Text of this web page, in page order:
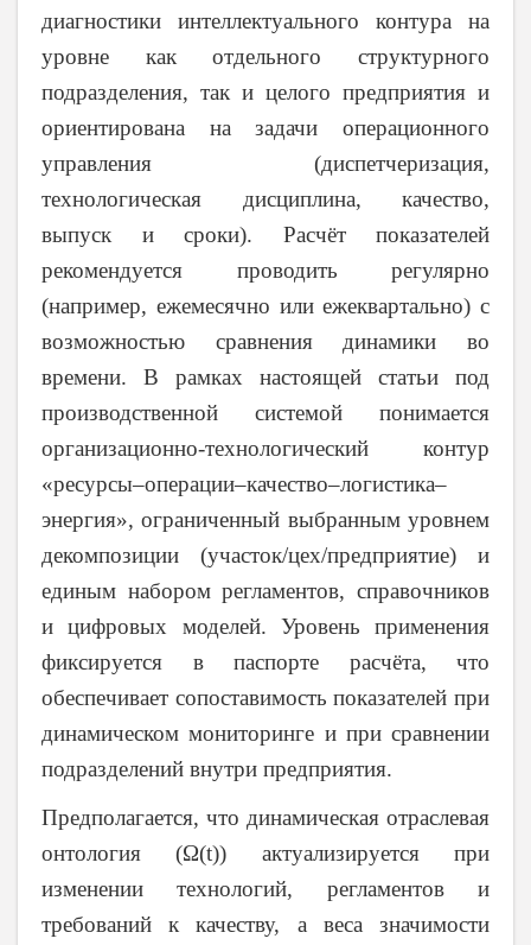
диагностики интеллектуального контура на
уровне как отдельного структурного
подразделения, так и целого предприятия и
ориентирована на задачи операционного
управления (диспетчеризация,
технологическая дисциплина, качество,
выпуск и сроки). Расчёт показателей
рекомендуется проводить регулярно
(например, ежемесячно или ежеквартально) с
возможностью сравнения динамики во
времени. В рамках настоящей статьи под
производственной системой понимается
организационно-технологический контур
«ресурсы–операции–качество–логистика–
энергия», ограниченный выбранным уровнем
декомпозиции (участок/цех/предприятие) и
единым набором регламентов, справочников
и цифровых моделей. Уровень применения
фиксируется в паспорте расчёта, что
обеспечивает сопоставимость показателей при
динамическом мониторинге и при сравнении
подразделений внутри предприятия.
Предполагается, что динамическая отраслевая
онтология (Ω(t)) актуализируется при
изменении технологий, регламентов и
требований к качеству, а веса значимости